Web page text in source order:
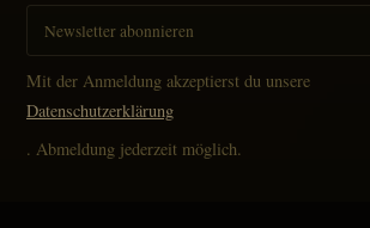
Mit der Anmeldung akzeptierst du unsere
Datenschutzerklärung
. Abmeldung jederzeit möglich.